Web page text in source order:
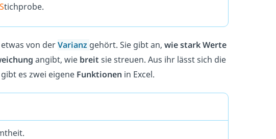
Stichprobe.
von derVarianz gehört. Sie gibt an, wie stark Werte
angibt, wie breit sie streuen. Aus ihr lässt sich die
es zwei eigene Funktionen in Excel.